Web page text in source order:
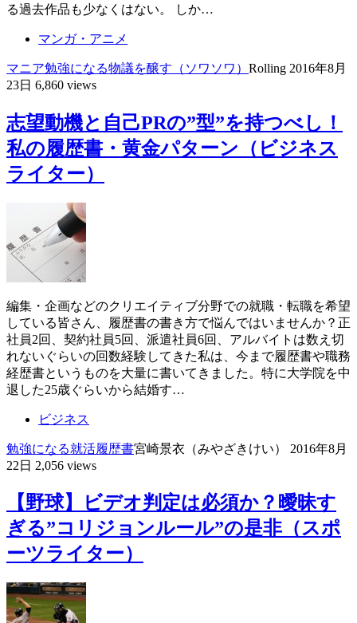
る過去作品も少なくはない。 しか…
マンガ・アニメ
マニア勉強になる物議を醸す（ソワソワ） Rolling 2016年8月
23日 6,860 views
志望動機と自己PRの”型”を持つべし！
私の履歴書・黄金パターン（ビジネス
ライター）
編集・企画などのクリエイティブ分野での就職・転職を希望
している皆さん、履歴書の書き方で悩んではいませんか？正
社員2回、契約社員5回、派遣社員6回、アルバイトは数え切
れないぐらいの回数経験してきた私は、今まで履歴書や職務
経歴書というものを大量に書いてきました。特に大学院を中
退した25歳ぐらいから結婚す…
ビジネス
勉強になる就活履歴書宮崎景衣（みやざきけい）
2016年8月
22日 2,056 views
【野球】ビデオ判定は必須か？曖昧す
ぎる”コリジョンルール”の是非（スポ
ーツライター）